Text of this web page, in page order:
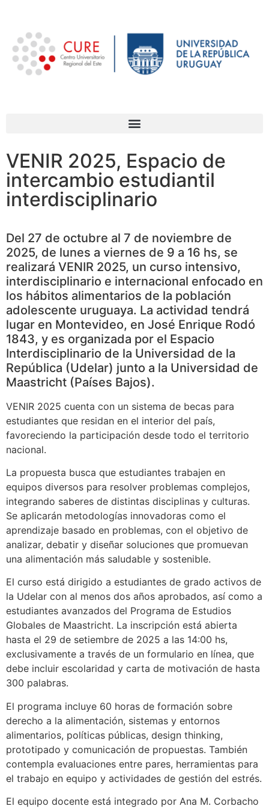
VENIR 2025, Espacio de
intercambio estudiantil
interdisciplinario
Del 27 de octubre al 7 de noviembre de
2025, de lunes a viernes de 9 a 16 hs, se
realizará VENIR 2025, un curso intensivo,
interdisciplinario e internacional enfocado en
los hábitos alimentarios de la población
adolescente uruguaya. La actividad tendrá
lugar en Montevideo, en José Enrique Rodó
1843, y es organizada por el Espacio
Interdisciplinario de la Universidad de la
República (Udelar) junto a la Universidad de
Maastricht (Países Bajos).
VENIR 2025 cuenta con un sistema de becas para
estudiantes que residan en el interior del país,
favoreciendo la participación desde todo el territorio
nacional.
La propuesta busca que estudiantes trabajen en
equipos diversos para resolver problemas complejos,
integrando saberes de distintas disciplinas y culturas.
Se aplicarán metodologías innovadoras como el
aprendizaje basado en problemas, con el objetivo de
analizar, debatir y diseñar soluciones que promuevan
una alimentación más saludable y sostenible.
El curso está dirigido a estudiantes de grado activos de
la Udelar con al menos dos años aprobados, así como a
estudiantes avanzados del Programa de Estudios
Globales de Maastricht. La inscripción está abierta
hasta el 29 de setiembre de 2025 a las 14:00 hs,
exclusivamente a través de un formulario en línea, que
debe incluir escolaridad y carta de motivación de hasta
300 palabras.
El programa incluye 60 horas de formación sobre
derecho a la alimentación, sistemas y entornos
alimentarios, políticas públicas, design thinking,
prototipado y comunicación de propuestas. También
contempla evaluaciones entre pares, herramientas para
el trabajo en equipo y actividades de gestión del estrés.
El equipo docente está integrado por Ana M. Corbacho